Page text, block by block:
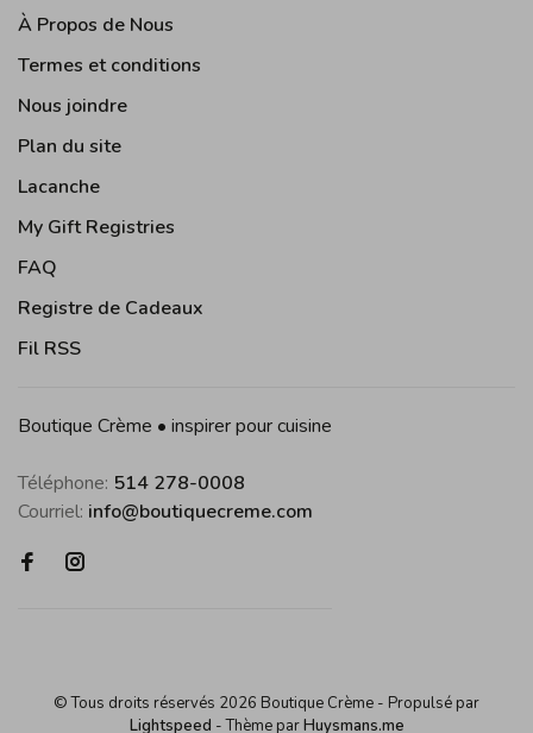
À Propos de Nous
Termes et conditions
Nous joindre
Plan du site
Lacanche
My Gift Registries
FAQ
Registre de Cadeaux
Fil RSS
Boutique Crème • inspirer pour cuisine
Téléphone: 514 278-0008
Courriel: info@boutiquecreme.com
© Tous droits réservés 2026 Boutique Crème - Propulsé par
Lightspeed - Thème parHuysmans.me